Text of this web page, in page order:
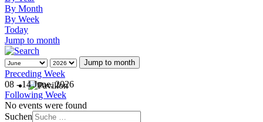
By Month
By Week
Today
Jump to month
Jump to month
Preceding Week
08 - 14 June, 2026
Following Week
No events were found
Suchen